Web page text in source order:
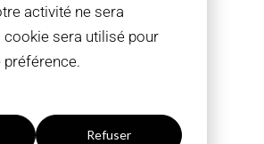
activité ne sera
cookie sera utilisé pour
Refuser
moteur de rendu Arnold,